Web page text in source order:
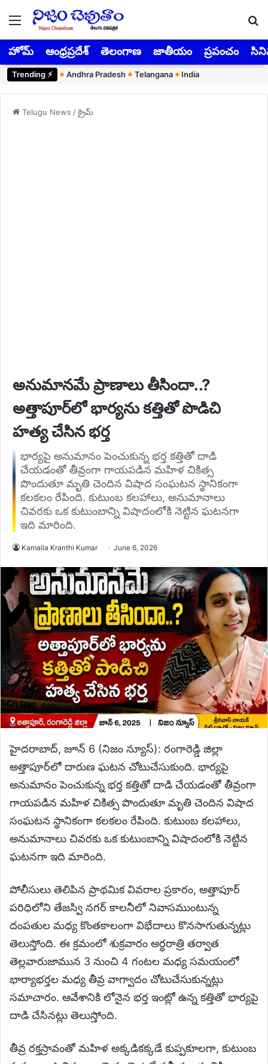
Menu
హోమ్ ఆంధ్రప్రదేశ్ తెలంగాణ జాతీయం ప్రపంచం
Trending ⚡︎ Andhra Pradesh Telangana India
Telugu News /క్రైమ్
అనుమానమే ప్రాణాలు తీసిందా..?
అత్తాపూర్‌లో భార్యను కత్తితో పొడిచి
హత్య చేసిన భర్త
భార్యపై అనుమానం పెంచుకున్న భర్త కత్తితో దాడి
చేయడంతో తీవ్రంగా గాయపడిన మహిళ చికిత్స
పొందుతూ మృతి చెందిన విషాద సంఘటన స్థానికంగా
కలకలం రేపింది. కుటుంబ కలహాలు, అనుమానాలు
చివరకు ఒక కుటుంబాన్ని విషాదంలోకి నెట్టిన ఘటనగా
ఇది మారింది.
Kamalla Kranthi Kumar June 6, 2026
హైదరాబాద్, జూన్ 6 (నిజం న్యూస్): రంగారెడ్డి జిల్లా
అత్తాపూర్‌లో దారుణ ఘటన చోటుచేసుకుంది. భార్యపై
అనుమానం పెంచుకున్న భర్త కత్తితో దాడి చేయడంతో తీవ్రంగా
గాయపడిన మహిళ చికిత్స పొందుతూ మృతి చెందిన విషాద
సంఘటన స్థానికంగా కలకలం రేపింది. కుటుంబ కలహాలు,
అనుమానాలు చివరకు ఒక కుటుంబాన్ని విషాదంలోకి నెట్టిన
ఘటనగా ఇది మారింది.
పోలీసులు తెలిపిన ప్రాథమిక వివరాల ప్రకారం, అత్తాపూర్
పరిధిలోని తేజస్వి నగర్ కాలనీలో నివాసముంటున్న
దంపతుల మధ్య కొంతకాలంగా విభేదాలు కొనసాగుతున్నట్లు
తెలుస్తోంది. ఈ క్రమంలో శుక్రవారం అర్ధరాత్రి తర్వాత
తెల్లవారుజామున 3 నుంచి 4 గంటల మధ్య సమయంలో
భార్యాభర్తల మధ్య తీవ్ర వాగ్వాదం చోటుచేసుకున్నట్లు
సమాచారం. ఆవేశానికి లోనైన భర్త ఇంట్లో ఉన్న కత్తితో భార్యపై
దాడి చేసినట్లు తెలుస్తోంది.
తీవ్ర రక్తస్రావంతో మహిళ అక్కడికక్కడే కుప్పకూలగా, కుటుంబ